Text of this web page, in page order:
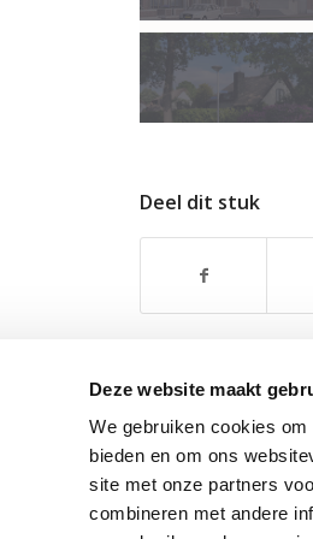
Deze website maakt
We gebruiken cookies
bieden en om ons
site met onze partners
combineren met andere
Deel dit stuk
BV • Collseweg 23 • 5674